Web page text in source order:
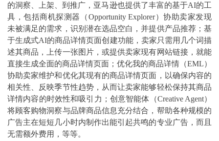
的洞察、上架、到推广，亚马逊也提供了丰富的基于AI的工
具，包括商机探测器（Opportunity Explorer）协助卖家发现
未被满足的需求，识别潜在选品空白，并提供产品推荐；基
于生成式AI的商品详情页面创建功能，卖家只需用几个词描
述其商品，上传一张图片，或提供卖家现有网站链接，就能
直接生成全面的商品详情页面；优化我的商品详情（EML）
协助卖家维护和优化其现有的商品详情页面，以确保内容的
相关性、反映季节性趋势，从而让卖家能够轻松保持其商品
详情内容的时效性和吸引力；创意智能体（Creative Agent）
将顾客购物洞察与品牌商品信息充分结合，帮助各种规模的
广告主在短短几小时内制作出能引起共鸣的专业广告，而且
无需额外费用，等等。